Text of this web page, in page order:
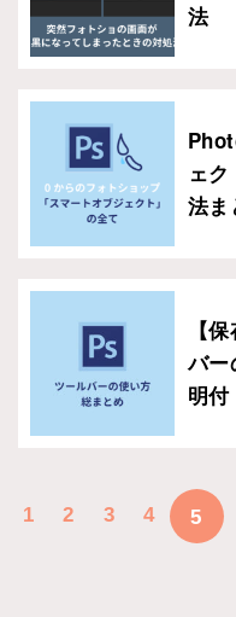
法
ェ
法ま
【
バー
明付
1 2 3 4 5